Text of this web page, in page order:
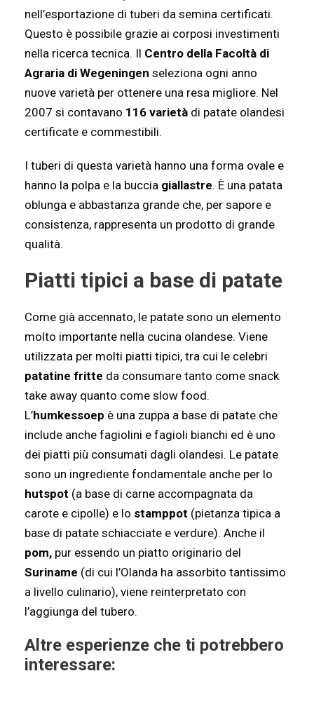
nell’esportazione di tuberi da semina certificati.
Questo è possibile grazie ai corposi investimenti
nella ricerca tecnica. Il Centro della Facoltà di
Agraria di Wegeningen seleziona ogni anno
nuove varietà per ottenere una resa migliore. Nel
2007 si contavano 116 varietà di patate olandesi
certificate e commestibili.
I tuberi di questa varietà hanno una forma ovale e
hanno la polpa e la buccia giallastre. È una patata
oblunga e abbastanza grande che, per sapore e
consistenza, rappresenta un prodotto di grande
qualità.
Piatti tipici a base di patate
Come già accennato, le patate sono un elemento
molto importante nella cucina olandese. Viene
utilizzata per molti piatti tipici, tra cui le celebri
patatine fritte da consumare tanto come snack
take away quanto come slow food.
L’humkessoep è una zuppa a base di patate che
include anche fagiolini e fagioli bianchi ed è uno
dei piatti più consumati dagli olandesi. Le patate
sono un ingrediente fondamentale anche per lo
hutspot (a base di carne accompagnata da
carote e cipolle) e lo stamppot (pietanza tipica a
base di patate schiacciate e verdure). Anche il
pom, pur essendo un piatto originario del
Suriname (di cui l’Olanda ha assorbito tantissimo
a livello culinario), viene reinterpretato con
l’aggiunga del tubero.
Altre esperienze che ti potrebbero
interessare: